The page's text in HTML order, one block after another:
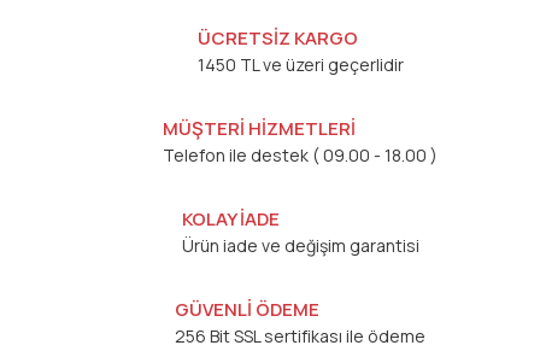
ÜCRETSİZ KARGO
1450 TL ve üzeri geçerlidir
MÜŞTERİ HİZMETLERİ
Telefon ile destek ( 09.00 - 18.00 )
KOLAY İADE
Ürün iade ve değişim garantisi
GÜVENLİ ÖDEME
256 Bit SSL sertifikası ile ödeme